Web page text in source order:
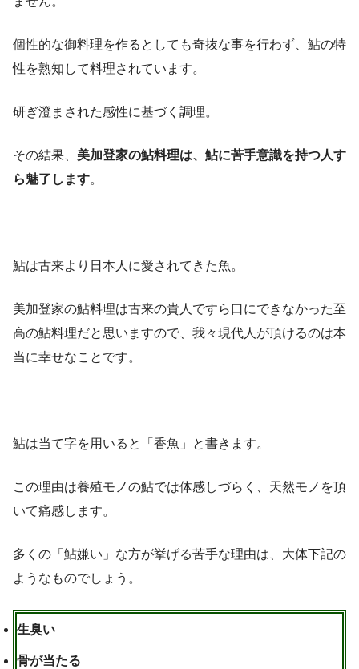
個性的な御料理を作るとしても奇抜な事を行わず、鮎の特
性を熟知して料理されています。
研ぎ澄まされた感性に基づく調理。
その結果、 美加登家の鮎料理は、鮎に苦手意識を持つ人す
ら魅了します。
鮎は古来より日本人に愛されてきた魚。
美加登家の鮎料理は古来の貴人ですら口にできなかった至
高の鮎料理だと思いますので、我々現代人が頂けるのは本
当に幸せなことです。
鮎は当て字を用いると「香魚」と書きます。
この理由は養殖モノの鮎では体感しづらく、天然モノを頂
いて痛感します。
多くの「鮎嫌い」な方が挙げる苦手な理由は、大体下記の
ようなものでしょう。
生臭い
骨が当たる